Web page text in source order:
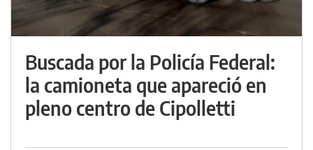
Buscada por la Policía Federal:
la camioneta que apareció en
pleno centro de Cipolletti